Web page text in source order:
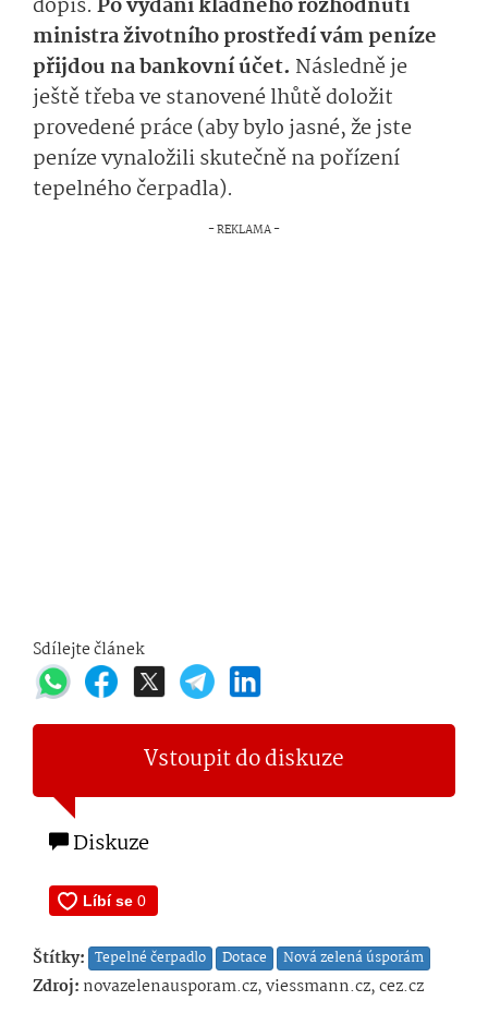
ministra životního prostředí vám peníze
přijdou na bankovní účet. Následně je
ještě třeba ve stanovené lhůtě doložit
provedené práce (aby bylo jasné, že jste
peníze vynaložili skutečně na pořízení
tepelného čerpadla).
Sdílejte článek
Vstoupit do diskuze
Diskuze
Štítky: Tepelné čerpadlo Dotace Nová zelená úsporám
Zdroj: novazelenausporam.cz, viessmann.cz, cez.cz